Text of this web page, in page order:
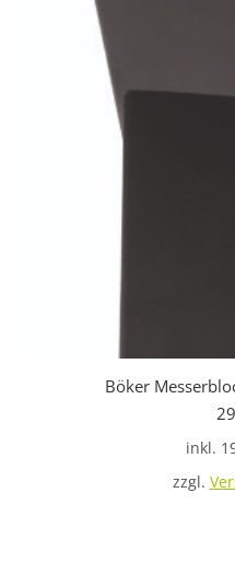
Böker
inkl.
zzgl.